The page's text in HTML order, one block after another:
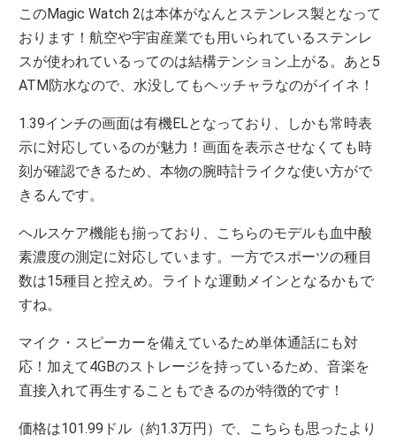
このMagic Watch 2は本体がなんとステンレス製となって
おります！航空や宇宙産業でも用いられているステンレ
スが使われているってのは結構テンション上がる。あと5
ATM防水なので、水没してもヘッチャラなのがイイネ！
1.39インチの画面は有機ELとなっており、しかも常時表
示に対応しているのが魅力！画面を表示させなくても時
刻が確認できるため、本物の腕時計ライクな使い方がで
きるんです。
ヘルスケア機能も揃っており、こちらのモデルも血中酸
素濃度の測定に対応しています。一方でスポーツの種目
数は15種目と控えめ。ライトな運動メインとなるかもで
すね。
マイク・スピーカーを備えているため単体通話にも対
応！加えて4GBのストレージを持っているため、音楽を
直接入れて再生することもできるのが特徴的です！
価格は101.99ドル（約1.3万円）で、こちらも思ったより